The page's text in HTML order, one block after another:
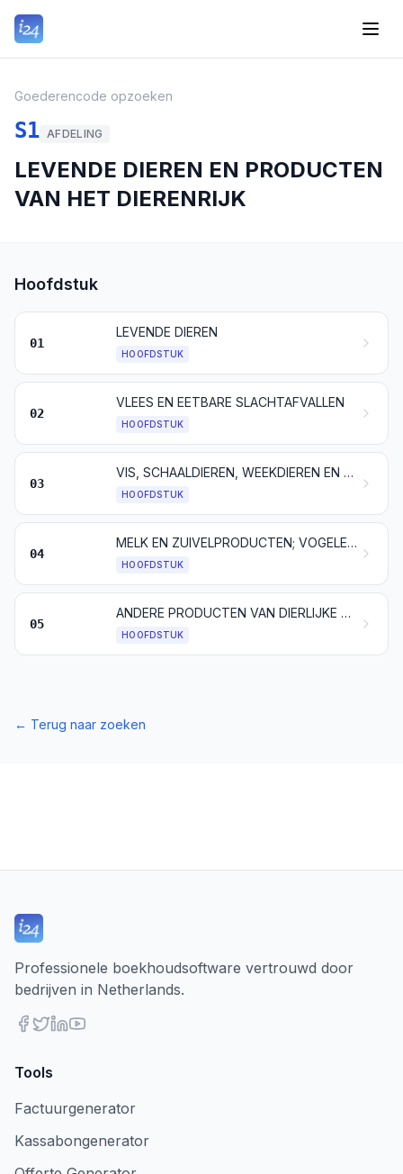
Goederencode opzoeken
S1 AFDELING
LEVENDE DIEREN EN PRODUCTEN
VAN HET DIERENRIJK
Hoofdstuk
01
LEVENDE DIEREN
HOOFDSTUK
02
VLEES EN EETBARE SLACHTAFVALLEN
HOOFDSTUK
03
VIS, SCHAALDIEREN, WEEKDIEREN EN ANDERE ONGEWERVELDE WATERDIEREN
HOOFDSTUK
04
MELK EN ZUIVELPRODUCTEN; VOGELEIEREN; NATUURHONING; EETBARE PRODUCTEN VAN DIERLIJKE OORSPRONG, ELDERS GENOEMD NOCH ELDERS ONDER BEGREPEN
HOOFDSTUK
05
ANDERE PRODUCTEN VAN DIERLIJKE OORSPRONG, ELDERS GENOEMD NOCH ELDERS ONDER BEGREPEN
HOOFDSTUK
← Terug naar zoeken
Professionele boekhoudsoftware vertrouwd door
bedrijven in Netherlands.
Tools
Factuurgenerator
Kassabongenerator